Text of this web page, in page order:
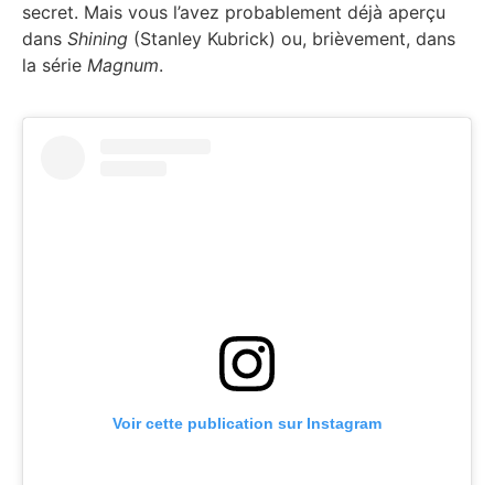
secret. Mais vous l’avez probablement déjà aperçu
dans Shining (Stanley Kubrick) ou, brièvement, dans
la série Magnum.
Voir cette publication sur Instagram